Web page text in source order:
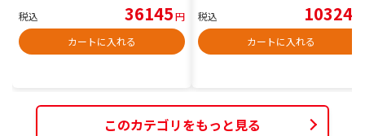
税込 36145円
カートに入れる
税込 10324
カートに入れる
このカテゴリをもっと見る